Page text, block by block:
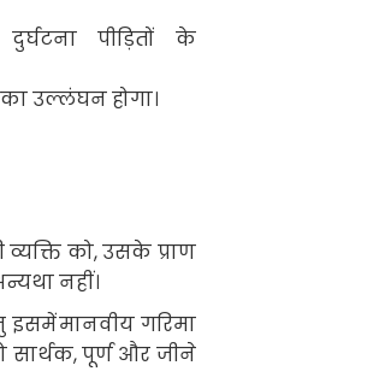
पीड़ितों के
उल्लंघन होगा।
को, उसके प्राण
नहीं।
इसमेंमानवीय गरिमा
सार्थक,पूर्ण और जीने